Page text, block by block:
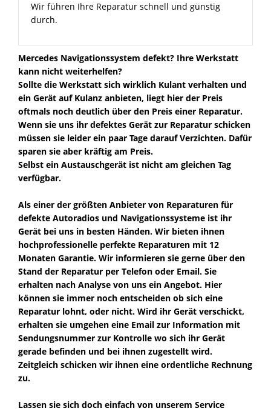
Wir führen Ihre Reparatur schnell und günstig
durch.
Mercedes Navigationssystem defekt? Ihre Werkstatt
kann nicht weiterhelfen?
Sollte die Werkstatt sich wirklich Kulant verhalten und
ein Gerät auf Kulanz anbieten, liegt hier der Preis
oftmals noch deutlich über den Preis einer Reparatur.
Wenn sie uns ihr defektes Gerät zur Reparatur schicken
müssen sie leider ein paar Tage darauf Verzichten. Dafür
sparen sie aber kräftig am Preis.
Selbst ein Austauschgerät ist nicht am gleichen Tag
verfügbar.
Als einer der größten Anbieter von Reparaturen für
defekte Autoradios und Navigationssysteme ist ihr
Gerät bei uns in besten Händen. Wir bieten ihnen
hochprofessionelle perfekte Reparaturen mit 12
Monaten Garantie. Wir informieren sie gerne über den
Stand der Reparatur per Telefon oder Email. Sie
erhalten nach Analyse von uns ein Angebot. Hier
können sie immer noch entscheiden ob sich eine
Reparatur lohnt, oder nicht. Wird ihr Gerät verschickt,
erhalten sie umgehen eine Email zur Information mit
Sendungsnummer zur Kontrolle wo sich ihr Gerät
gerade befinden und bei ihnen zugestellt wird.
Zeitgleich schicken wir ihnen eine ordentliche Rechnung
zu.
Lassen sie sich doch einfach von unserem Service